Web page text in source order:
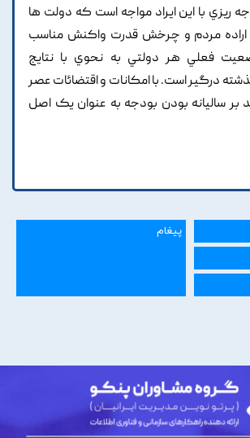
ريزي با اين ايراد مواجه است که دولت ها
اراده مردم و چرخش قدرت واکنش مناسب
فعلي هر دولتي به نحوي با نتايج
درگير است. با امکانات و اقتضائات عصر
بر ساليانه بودن بودجه به عنوان يک اصل